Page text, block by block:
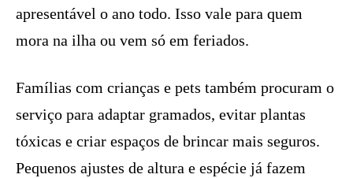
apresentável o ano todo. Isso vale para quem
mora na ilha ou vem só em feriados.
Famílias com crianças e pets também procuram o
serviço para adaptar gramados, evitar plantas
tóxicas e criar espaços de brincar mais seguros.
Pequenos ajustes de altura e espécie já fazem